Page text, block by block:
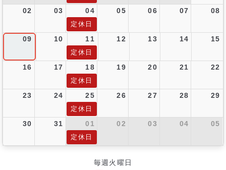
02 03 04 05 06 07 08
定休日
09 10 11 12 13 14 15
定休日
16 17 18 19 20 21 22
定休日
23 24 25 26 27 28 29
定休日
30 31 01 02 03 04 05
定休日
毎週火曜日